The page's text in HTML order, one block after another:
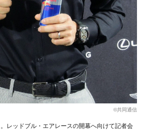
©共同通信
レッドブル・エアレースの開幕へ向けて記者会